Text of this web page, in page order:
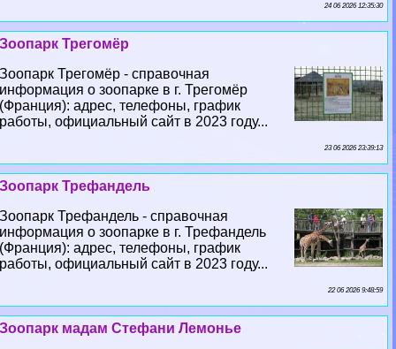
24 06 2026 12:35:30
Зоопарк Трегомёр
Зоопарк Трегомёр - справочная
информация о зоопарке в г. Трегомёр
(Франция): адрес, телефоны, график
работы, официальный сайт в 2023 году...
23 06 2026 23:39:13
Зоопарк Трефандель
Зоопарк Трефандель - справочная
информация о зоопарке в г. Трефандель
(Франция): адрес, телефоны, график
работы, официальный сайт в 2023 году...
22 06 2026 9:48:59
Зоопарк мадам Стефани Лемонье